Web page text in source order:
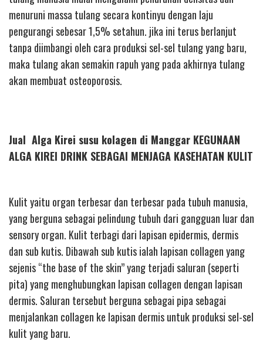
menuruni massa tulang secara kontinyu dengan laju
pengurangi sebesar 1,5% setahun. jika ini terus berlanjut
tanpa diimbangi oleh cara produksi sel-sel tulang yang baru,
maka tulang akan semakin rapuh yang pada akhirnya tulang
akan membuat osteoporosis.
Jual Alga Kirei susu kolagen di Manggar KEGUNAAN
ALGA KIREI DRINK SEBAGAI MENJAGA KASEHATAN KULIT
Kulit yaitu organ terbesar dan terbesar pada tubuh manusia,
yang berguna sebagai pelindung tubuh dari gangguan luar dan
sensory organ. Kulit terbagi dari lapisan epidermis, dermis
dan sub kutis. Dibawah sub kutis ialah lapisan collagen yang
sejenis “the base of the skin” yang terjadi saluran (seperti
pita) yang menghubungkan lapisan collagen dengan lapisan
dermis. Saluran tersebut berguna sebagai pipa sebagai
menjalankan collagen ke lapisan dermis untuk produksi sel-sel
kulit yang baru.